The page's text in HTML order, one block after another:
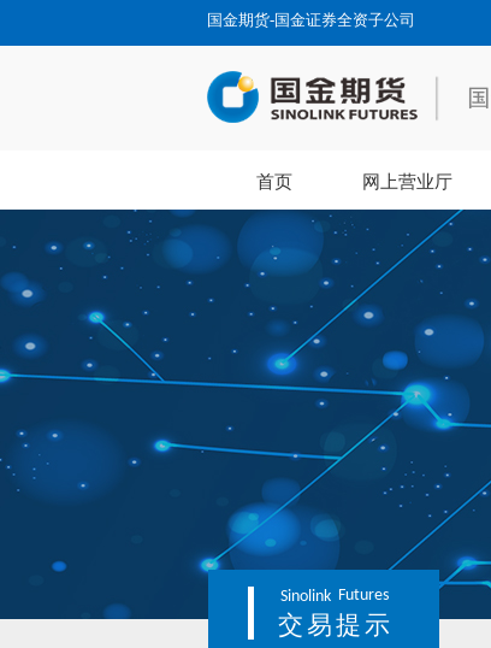
国金期货-国金证券全资子公司
首页 网上营业厅
Sinolink Futures
交易提示